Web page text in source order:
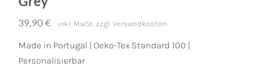
39,90 € inkl. MwSt. zzgl. Versandkosten
Made in Portugal | Oeko-Tex Standard 100 |
Personalisierbar